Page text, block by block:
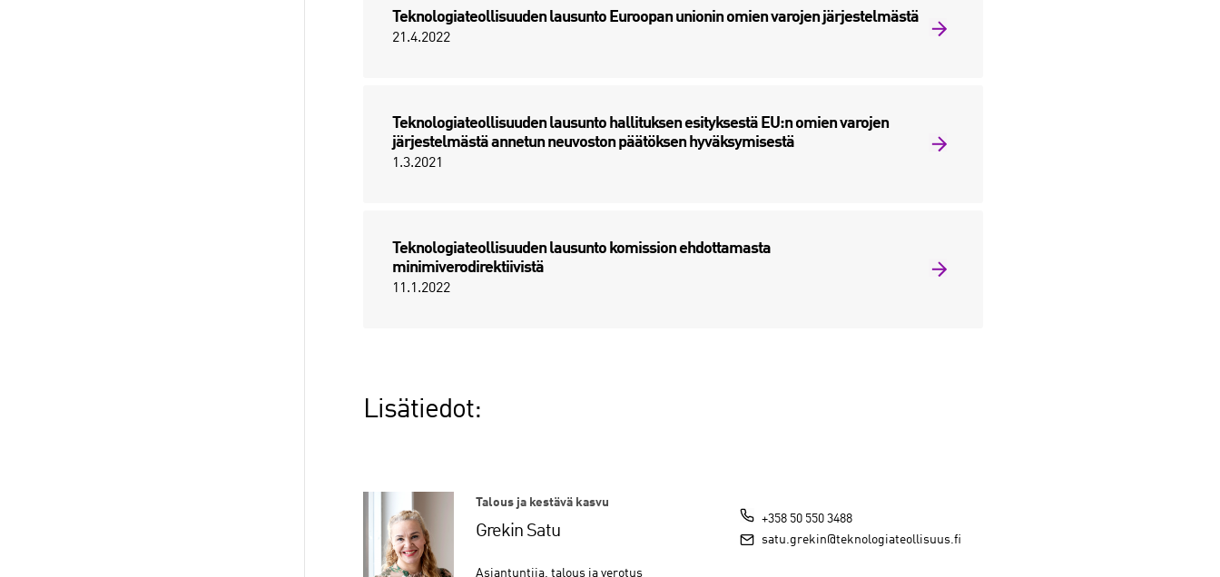
Teknologiateollisuuden lausunto Euroopan unionin omien varojen järjestelmästä
21.4.2022
Teknologiateollisuuden lausunto hallituksen esityksestä EU:n omien varojen
järjestelmästä annetun neuvoston päätöksen hyväksymisestä
1.3.2021
Teknologiateollisuuden lausunto komission ehdottamasta
minimiverodirektiivistä
11.1.2022
Lisätiedot:
Talous ja kestävä kasvu
Grekin Satu
Asiantuntija, talous ja verotus
+358 50 550 3488
satu.grekin@teknologiateollisuus.fi